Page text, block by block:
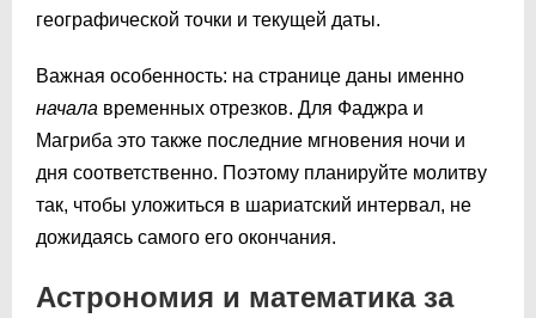
географической точки и текущей даты.
Важная особенность: на странице даны именно
начала временных отрезков. Для Фаджра и
Магриба это также последние мгновения ночи и
дня соответственно. Поэтому планируйте молитву
так, чтобы уложиться в шариатский интервал, не
дожидаясь самого его окончания.
Астрономия и математика за